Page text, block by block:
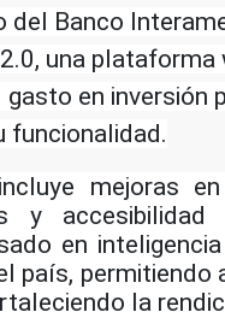
del Banco
una
en inversión
funcionalidad.
mejoras
y
en
país,
la